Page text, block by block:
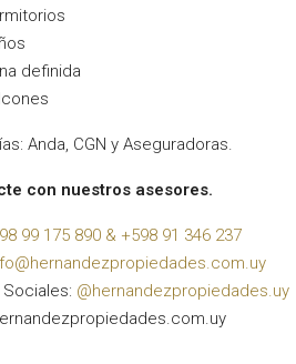
definida
Anda, CGN y Aseguradoras.
con nuestros asesores.
99 175 890 & +598 91 346 237
@hernandezpropiedades.uy